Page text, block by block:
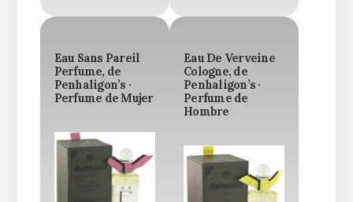
Eau Sans Pareil
Perfume, de
Penhaligon’s ·
Perfume de Mujer
Eau De Verveine
Cologne, de
Penhaligon’s ·
Perfume de
Hombre